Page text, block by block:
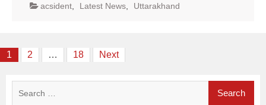
acsident Latest News Uttarakhand
Posts
1 2 … 18 Next